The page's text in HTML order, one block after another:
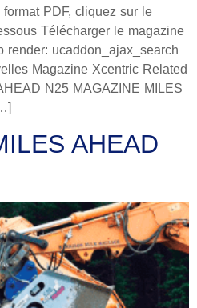
PDF, cliquez sur le
Télécharger le magazine
render: ucaddon_ajax_search
Magazine Xcentric Related
N25 MAGAZINE MILES
AHEAD